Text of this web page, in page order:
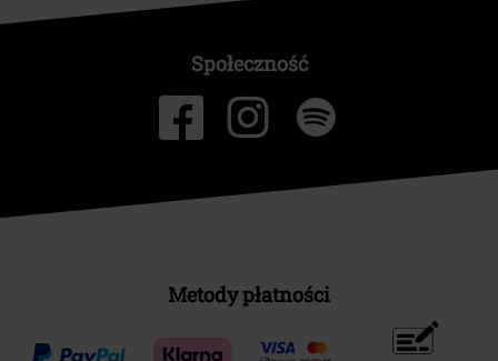
Społeczność
Metody płatności